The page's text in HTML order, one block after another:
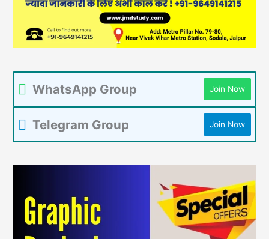
WhatsApp Group Join Now
Telegram Group Join Now